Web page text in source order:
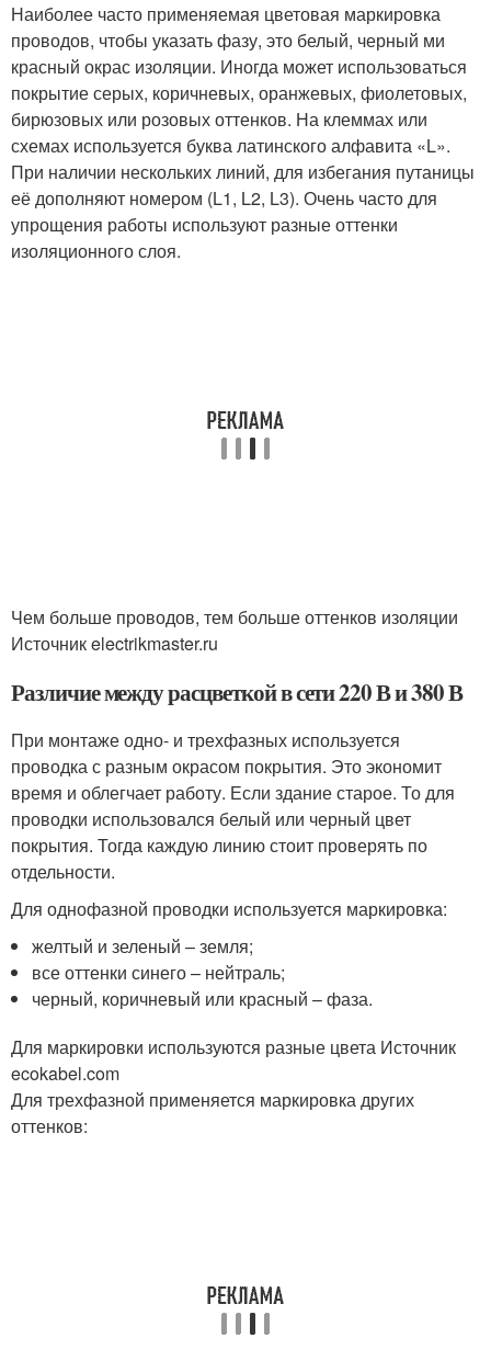
Наиболее часто применяемая цветовая маркировка
проводов, чтобы указать фазу, это белый, черный ми
красный окрас изоляции. Иногда может использоваться
покрытие серых, коричневых, оранжевых, фиолетовых,
бирюзовых или розовых оттенков. На клеммах или
схемах используется буква латинского алфавита «L».
При наличии нескольких линий, для избегания путаницы
её дополняют номером (L1, L2, L3). Очень часто для
упрощения работы используют разные оттенки
изоляционного слоя.
Чем больше проводов, тем больше оттенков изоляции
Источник electrikmaster.ru
Различие между расцветкой в сети 220 В и 380 В
При монтаже одно- и трехфазных используется
проводка с разным окрасом покрытия. Это экономит
время и облегчает работу. Если здание старое. То для
проводки использовался белый или черный цвет
покрытия. Тогда каждую линию стоит проверять по
отдельности.
Для однофазной проводки используется маркировка:
желтый и зеленый – земля;
все оттенки синего – нейтраль;
черный, коричневый или красный – фаза.
Для маркировки используются разные цвета Источник
ecokabel.com
Для трехфазной применяется маркировка других
оттенков: